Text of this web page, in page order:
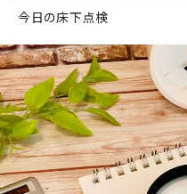
今日の床下点検